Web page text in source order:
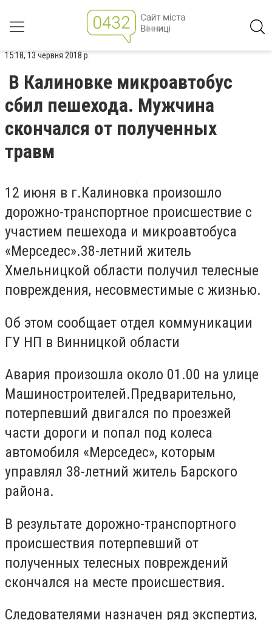
15:18, 13 червня 2018 р.
В Калиновке микроавтобус
сбил пешехода. Мужчина
скончался от полученных
травм
12 июня в г.Калиновка произошло
дорожно-транспортное происшествие с
участием пешехода и микроавтобуса
«Мерседес».38-летний житель
Хмельницкой области получил телесные
повреждения, несовместимые с жизнью.
Об этом сообщает отдел коммуникации
ГУ НП в Винницкой области
Авария произошла около 01.00 на улице
Машиностроителей.Предварительно,
потерпевший двигался по проезжей
части дороги и попал под колеса
автомобиля «Мерседес», которым
управлял 38-летний житель Барского
района.
В результате дорожно-транспортного
происшествия потерпевший от
полученных телесных повреждений
скончался на месте происшествия.
Следователями назначен ряд экспертиз,